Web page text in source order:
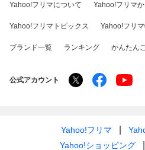
Yahoo!フリマについて Yahoo!フリマ
Yahoo!フリマトピックス Yahoo!フリ
ブランド一覧 ランキング かんたん
公式アカウント
Yahoo!フリマ
Yahoo!ショッピング